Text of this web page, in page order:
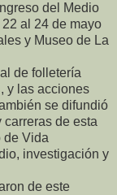
del Medio
al 24 de mayo
y Museo de La
de folletería
y las acciones
se difundió
carreras de esta
de Vida
investigación y
de este